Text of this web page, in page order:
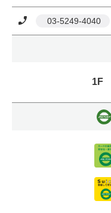
03-5249-4040
1F